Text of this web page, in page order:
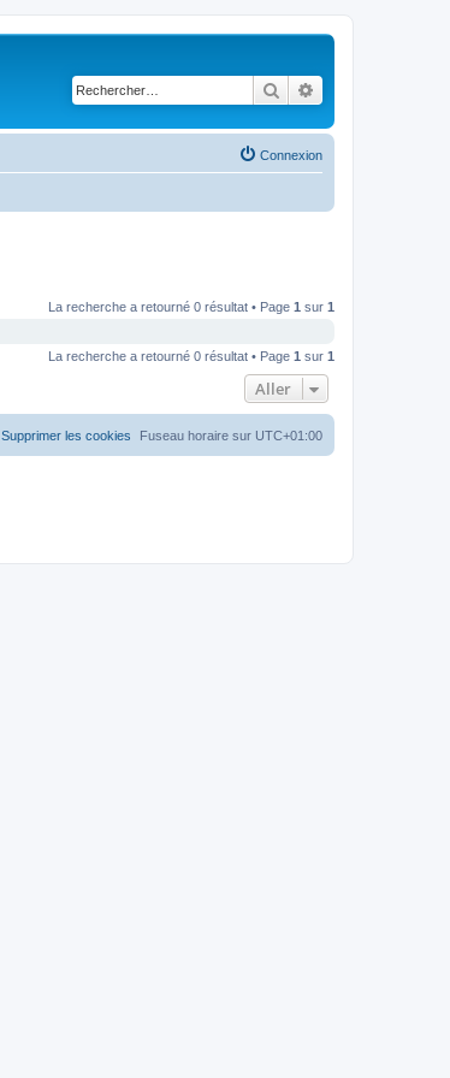
Rechercher
Connexion
La recherche a retourné 0 résultat • Page 1 sur 1
La recherche a retourné 0 résultat • Page 1 sur 1
Aller
Fuseau horaire sur UTC+01:00
Supprimer les cookies